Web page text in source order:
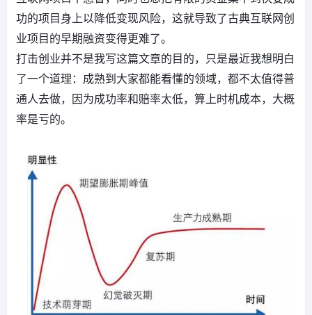
功的项目身上以降低变现风险，这就导致了古典互联网创
业项目的早期融资变得更难了。
打击创业并不是我写这篇文章的目的，只是最近我想明白
了一个道理：成熟到大家都能看懂的领域，都不太值得普
通人去做，因为成功率和赔率太低，算上时机成本，大概
率是亏的。